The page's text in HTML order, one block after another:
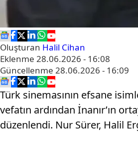
Oluşturan Halil Cihan
Eklenme 28.06.2026 - 16:08
Güncellenme 28.06.2026 - 16:09
Türk sinemasının efsane
vefatın ardından İnanır’ın
düzenlendi. Nur Sürer, Halil